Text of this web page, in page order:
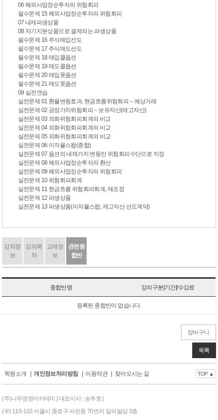
06 해외사업장순투자의 위험회피
필수문제 15 해외사업장순투자의 위험회피
07 내재파생상품
08 자기지분상품으로 결제되는 파생상품
필수문제 16 주식매입선도
필수문제 17 주식매도선도
필수문제 18 매입콜옵션
필수문제 19 매도콜옵션
필수문제 20 매입풋옵션
필수문제 21 매도풋옵션
09 실전연습
실전문제 01 환율변동효과, 현금흐름위험회피－예상거래
실전문제 02 공정가치위험회피－보유자산(재고자산)
실전문제 03 외화위험회피회계의 비교
실전문제 04 외화위험회피회계의 비교
실전문제 05 외화위험회피회계의 비교
실전문제 06 이자율스왑(종합)
실전문제 07 옵션의 내재가치 변동만 위험회피수단으로 지정
실전문제 08 해외사업장순투자의 환산
실전문제 09 해외사업장순투자의 위험회피
실전문제 10 위험회피회계
실전문제 11 현금흐름 위험회피회계, 재조정
실전문제 12 파생상품
실전문제 13 파생상품(이자율스왑, 재고자산 선도계약)
강의정
보
강의목
차
교재정
보
관련종
합반
종합반명 강의구분[기간]/수강료
등록된 종합반이 없습니다.
장바구니
목록
학원소개 개인정보처리방침 이용약관 찾아오시는 길 TOP ▲
(주)나무경영아카데미 | 대표이사 : 송주호 |
(우) 110-110 서울시 종로구 서린동 70번지 알파빌딩 3층